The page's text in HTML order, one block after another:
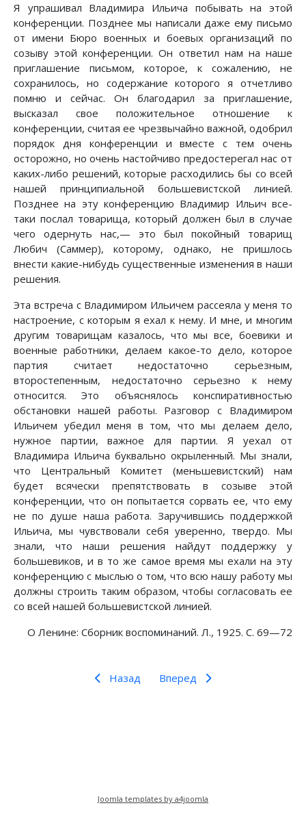
Я упрашивал Владимира Ильича побывать на этой
конференции. Позднее мы написали даже ему письмо
от имени Бюро военных и боевых организаций по
созыву этой конференции. Он ответил нам на наше
приглашение письмом, которое, к сожалению, не
сохранилось, но содержание которого я отчетливо
помню и сейчас. Он благодарил за приглашение,
высказал свое положительное отношение к
конференции, считая ее чрезвычайно важной, одобрил
порядок дня конференции и вместе с тем очень
осторожно, но очень настойчиво предостерегал нас от
каких-либо решений, которые расходились бы со всей
нашей принципиальной большевистской линией.
Позднее на эту конференцию Владимир Ильич все-
таки послал товарища, который должен был в случае
чего одернуть нас,— это был покойный товарищ
Любич (Саммер), которому, однако, не пришлось
внести какие-нибудь существенные изменения в наши
решения.
Эта встреча с Владимиром Ильичем рассеяла у меня то
настроение, с которым я ехал к нему. И мне, и многим
другим товарищам казалось, что мы все, боевики и
военные работники, делаем какое-то дело, которое
партия считает недостаточно серьезным,
второстепенным, недостаточно серьезно к нему
относится. Это объяснялось конспиративностью
обстановки нашей работы. Разговор с Владимиром
Ильичем убедил меня в том, что мы делаем дело,
нужное партии, важное для партии. Я уехал от
Владимира Ильича буквально окрыленный. Мы знали,
что Центральный Комитет (меньшевистский) нам
будет всячески препятствовать в созыве этой
конференции, что он попытается сорвать ее, что ему
не по душе наша работа. Заручившись поддержкой
Ильича, мы чувствовали себя уверенно, твердо. Мы
знали, что наши решения найдут поддержку у
большевиков, и в то же самое время мы ехали на эту
конференцию с мыслью о том, что всю нашу работу мы
должны строить таким образом, чтобы согласовать ее
со всей нашей большевистской линией.
О Ленине: Сборник воспоминаний. Л., 1925. С. 69—72
Назад Вперед
Joomla templates by a4joomla